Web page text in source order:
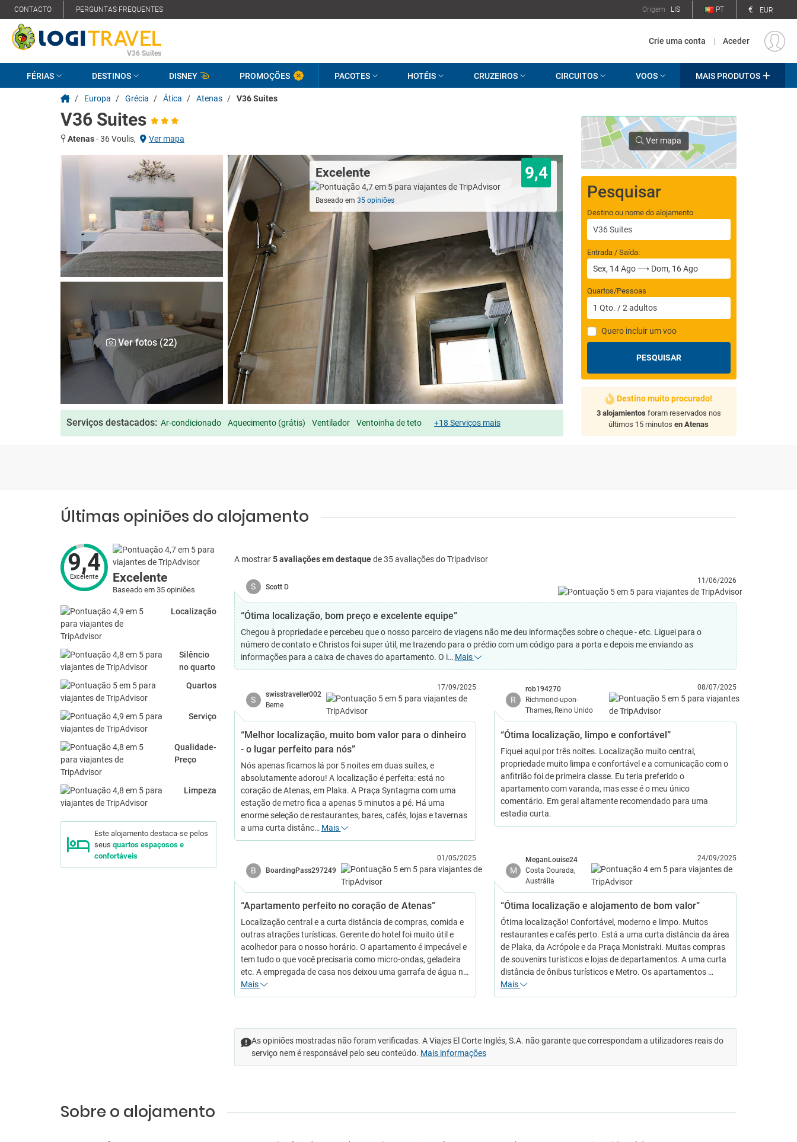
CONTACTO PERGUNTAS FREQUENTES Origem LIS PT € EUR
V36 Suites
Crie uma conta | Aceder
FÉRIAS DESTINOS DISNEY PROMOÇÕES PACOTES HOTÉIS CRUZEIROS CIRCUITOS VOOS MAIS PRODUTOS
/ Europa / Grécia / Ática / Atenas / V36 Suites
V36 Suites
Atenas-36 Voulis, Ver mapa
Ver fotos (22)
Excelente 9,4
Baseado em35 opiniões
Serviços destacados: Ar-condicionado Aquecimento (grátis) Ventilador Ventoinha de teto +18 Serviços mais
Ver mapa
Pesquisar
Destino ou nome do alojamento
Entrada / Saída:
Quartos/Pessoas
1 Qto. /2 adultos
Quero incluir um voo
PESQUISAR
Destino muito procurado!
3 alojamientos foram reservados nos
últimos 15 minutosen Atenas
Últimas opiniões do alojamento
9,4
Excelente Excelente
Baseado em 35 opiniões
Localização
Silêncio
no quarto
Quartos
Serviço
Qualidade-
Preço
Limpeza
Este alojamento destaca-se pelos
seus quartos espaçosos e
confortáveis
A mostrar5 avaliações em destaquede 35 avaliações do Tripadvisor
S Scott D
11/06/2026
“Ótima localização, bom preço e excelente equipe”
Chegou à propriedade e percebeu que o nosso parceiro de viagens não me deu informações sobre o cheque - etc. Liguei para o
número de contato e Christos foi super útil, me trazendo para o prédio com um código para a porta e depois me enviando as
informações para a caixa de chaves do apartamento. O i… Mais
S
swisstraveller002
Berne
17/09/2025
“Melhor localização, muito bom valor para o dinheiro
- o lugar perfeito para nós”
Nós apenas ficamos lá por 5 noites em duas suítes, e
absolutamente adorou! A localização é perfeita: está no
coração de Atenas, em Plaka. A Praça Syntagma com uma
estação de metro fica a apenas 5 minutos a pé. Há uma
enorme seleção de restaurantes, bares, cafés, lojas e tavernas
a uma curta distânc… Mais
R
rob194270
Richmond-upon-
Thames, Reino Unido
08/07/2025
“Ótima localização, limpo e confortável”
Fiquei aqui por três noites. Localização muito central,
propriedade muito limpa e confortável e a comunicação com o
anfitrião foi de primeira classe. Eu teria preferido o
apartamento com varanda, mas esse é o meu único
comentário. Em geral altamente recomendado para uma
estadia curta.
B BoardingPass297249
01/05/2025
“Apartamento perfeito no coração de Atenas”
Localização central e a curta distância de compras, comida e
outras atrações turísticas. Gerente do hotel foi muito útil e
acolhedor para o nosso horário. O apartamento é impecável e
tem tudo o que você precisaria como micro-ondas, geladeira
etc. A empregada de casa nos deixou uma garrafa de água n…
Mais
M
MeganLouise24
Costa Dourada,
Austrália
24/09/2025
“Ótima localização e alojamento de bom valor”
Ótima localização! Confortável, moderno e limpo. Muitos
restaurantes e cafés perto. Está a uma curta distância da área
de Plaka, da Acrópole e da Praça Monistraki. Muitas compras
de souvenirs turísticos e lojas de departamentos. A uma curta
distância de ônibus turísticos e Metro. Os apartamentos …
Mais
As opiniões mostradas não foram verificadas. A Viajes El Corte Inglés, S.A. não garante que correspondam a utilizadores reais do
serviço nem é responsável pelo seu conteúdo. Mais informações
Sobre o alojamento